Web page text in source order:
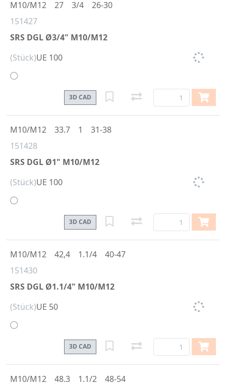
151427
SRS DGL Ø3/4" M10/M12
M10/M12 27 3/4 26-30
(Stück)UE 100
3D CAD
151428
SRS DGL Ø1" M10/M12
M10/M12 33.7 1 31-38
(Stück)UE 100
3D CAD
151430
SRS DGL Ø1.1/4" M10/M12
M10/M12 42,4 1.1/4 40-47
(Stück)UE 50
3D CAD
M10/M12 48.3 1.1/2 48-54